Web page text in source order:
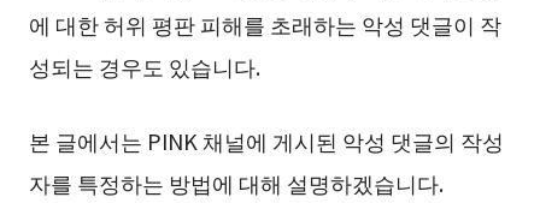
에 대한 허위 평판 피해를 초래하는 악성 댓글이 작
성되는 경우도 있습니다.
본 글에서는 PINK 채널에 게시된 악성 댓글의 작성
자를 특정하는 방법에 대해 설명하겠습니다.